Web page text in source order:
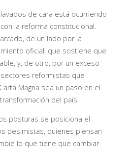
de cara está ocurriendo
la reforma constitucional.
de un lado por la
oficial, que sostiene que
y, de otro, por un exceso
reformistas que
Magna sea un paso en el
del país.
posturas se posiciona el
pesimistas, quienes piensan
lo que tiene que cambiar